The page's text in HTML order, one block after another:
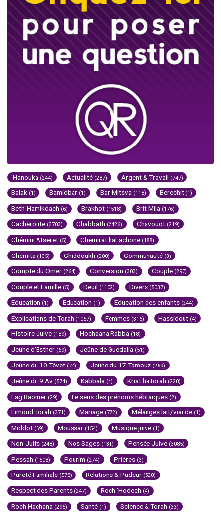
'Hanouka (244) Actualité (287) Argent & Travail (747)
Balak (1) Bamidbar (1) Bar-Mitsva (118) Berechit (1)
Beth-Hamikdach (6) Brakhot (1518) Brit-Mila (176)
Cacheroute (3703) Chabbath (2426) Chavouot (219)
Chémini Atseret (5) Chemirat haLachone (188)
Chemita (135) Chiddoukh (200) Communauté (3)
Compte du Omer (264) Conversion (303) Couple (297)
Couple et Famille (5) Deuil (1102) Divers (5037)
Education (1) Education (1) Education des enfants (244)
Explications de Torah (1057) Femmes (316) Hassidout (4)
Histoire Juive (189) Hochaana Rabba (18)
Jeûne d'Esther (69) Jeûne de Guedalia (51)
Jeûne du 10 Tévet (74) Jeûne du 17 Tamouz (269)
Jeûne du 9 Av (574) Kabbala (4) Kriat haTorah (220)
Lag Baomer (29) Le sens des prénoms hébraïques (2)
Limoud Torah (371) Mariage (772) Mélanges lait/viande (1)
Middot (69) Moussar (154) Musique juive (1)
Non-Juifs (248) Nos Sages (131) Pensée Juive (3085)
Pessah (1508) Pourim (274) Prières (3)
Pureté Familiale (578) Relations & Pudeur (528)
Respect des Parents (247) Roch 'Hodech (4)
Roch Hachana (295) Santé (1) Science & Torah (33)